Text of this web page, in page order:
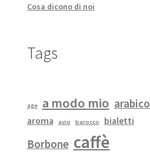
Cosa dicono di noi
Tags
age a modo mio arabico
aroma avio barocco bialetti
Borbone caffè